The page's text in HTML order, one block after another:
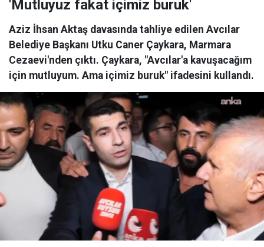
'Mutluyuz fakat içimiz buruk'
Aziz İhsan Aktaş davasında tahliye edilen Avcılar
Belediye Başkanı Utku Caner Çaykara, Marmara
Cezaevi'nden çıktı. Çaykara, "Avcılar'a kavuşacağım
için mutluyum. Ama içimiz buruk" ifadesini kullandı.